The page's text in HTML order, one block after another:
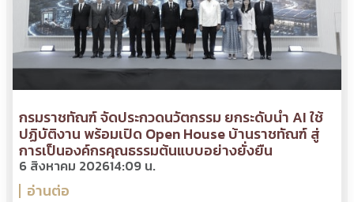
กรมราชทัณฑ์ จัดประกวดนวัตกรรม ยกระดับนำ AI ใช้
ปฏิบัติงาน พร้อมเปิด Open House บ้านราชทัณฑ์ สู่
การเป็นองค์กรคุณธรรมต้นแบบอย่างยั่งยืน
6 สิงหาคม 202614:09 น.
อ่านต่อ